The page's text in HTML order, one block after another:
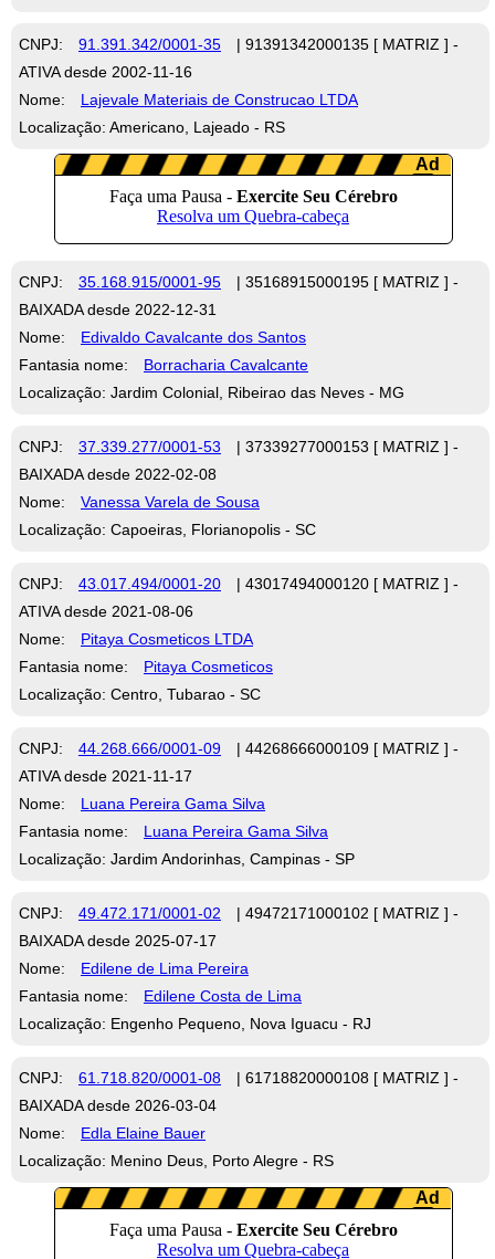
CNPJ: 91.391.342/0001-35
| 91391342000135 [ MATRIZ ] -
ATIVA desde 2002-11-16
Nome:
Lajevale Materiais de Construcao LTDA
Localização: Americano, Lajeado - RS
CNPJ: 35.168.915/0001-95
| 35168915000195 [ MATRIZ ] -
BAIXADA desde 2022-12-31
Nome:
Edivaldo Cavalcante dos Santos
Fantasia nome:
Borracharia Cavalcante
Localização: Jardim Colonial, Ribeirao das Neves - MG
CNPJ: 37.339.277/0001-53
| 37339277000153 [ MATRIZ ] -
BAIXADA desde 2022-02-08
Nome:
Vanessa Varela de Sousa
Localização: Capoeiras, Florianopolis - SC
CNPJ: 43.017.494/0001-20
| 43017494000120 [ MATRIZ ] -
ATIVA desde 2021-08-06
Nome:
Pitaya Cosmeticos LTDA
Fantasia nome:
Pitaya Cosmeticos
Localização: Centro, Tubarao - SC
CNPJ: 44.268.666/0001-09
| 44268666000109 [ MATRIZ ] -
ATIVA desde 2021-11-17
Nome:
Luana Pereira Gama Silva
Fantasia nome:
Luana Pereira Gama Silva
Localização: Jardim Andorinhas, Campinas - SP
CNPJ: 49.472.171/0001-02
| 49472171000102 [ MATRIZ ] -
BAIXADA desde 2025-07-17
Nome:
Edilene de Lima Pereira
Fantasia nome:
Edilene Costa de Lima
Localização: Engenho Pequeno, Nova Iguacu - RJ
CNPJ: 61.718.820/0001-08
| 61718820000108 [ MATRIZ ] -
BAIXADA desde 2026-03-04
Nome:
Edla Elaine Bauer
Localização: Menino Deus, Porto Alegre - RS